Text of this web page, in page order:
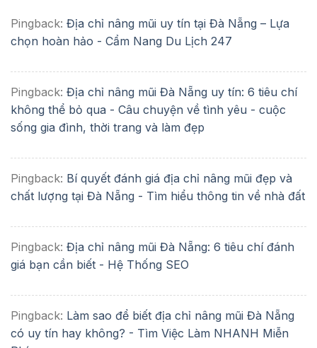
Pingback: Địa chỉ nâng mũi uy tín tại Đà Nẵng – Lựa
chọn hoàn hảo - Cẩm Nang Du Lịch 247
Pingback: Địa chỉ nâng mũi Đà Nẵng uy tín: 6 tiêu chí
không thể bỏ qua - Câu chuyện về tình yêu - cuộc
sống gia đình, thời trang và làm đẹp
Pingback: Bí quyết đánh giá địa chỉ nâng mũi đẹp và
chất lượng tại Đà Nẵng - Tìm hiểu thông tin về nhà đất
Pingback: Địa chỉ nâng mũi Đà Nẵng: 6 tiêu chí đánh
giá bạn cần biết - Hệ Thống SEO
Pingback: Làm sao để biết địa chỉ nâng mũi Đà Nẵng
có uy tín hay không? - Tìm Việc Làm NHANH Miễn